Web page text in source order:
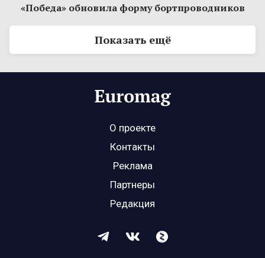
«Победа» обновила форму бортпроводников
Показать ещё
О проекте
Контакты
Реклама
Партнеры
Редакция